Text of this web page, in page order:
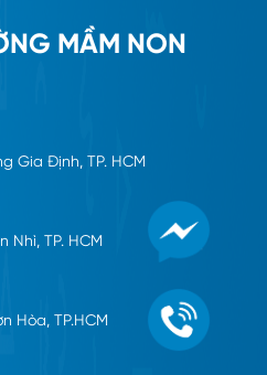
MẦM NON
Gia Định, TP. HCM
Nhì, TP. HCM
Hòa, TP.HCM